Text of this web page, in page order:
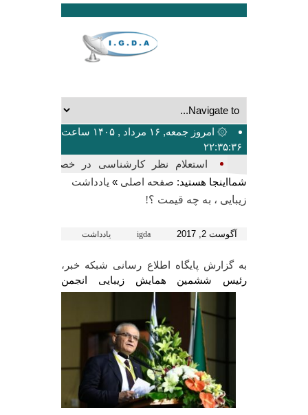
۞ امروز جمعه, ۱۶ مرداد , ۱۴۰۵ ساعت
۲۲:۳۵:۳۶
بیش_
شمااینجا هستید: صفحه اصلی » یادداشت
زیبایی ، به چه قیمت ؟!
آگوست 2, 2017 igda یادداشت
به گزارش پایگاه اطلاع رسانی شبکه خبر،
رئیس ششمین همایش زیبایی انجمن